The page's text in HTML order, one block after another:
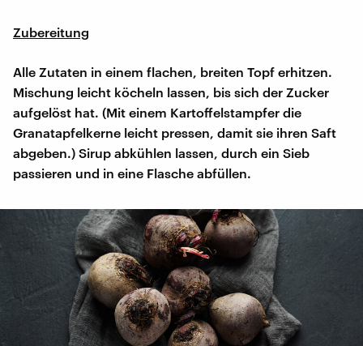
Zubereitung
Alle Zutaten in einem flachen, breiten Topf erhitzen.
Mischung leicht köcheln lassen, bis sich der Zucker
aufgelöst hat. (Mit einem Kartoffelstampfer die
Granatapfelkerne leicht pressen, damit sie ihren Saft
abgeben.) Sirup abkühlen lassen, durch ein Sieb
passieren und in eine Flasche abfüllen.